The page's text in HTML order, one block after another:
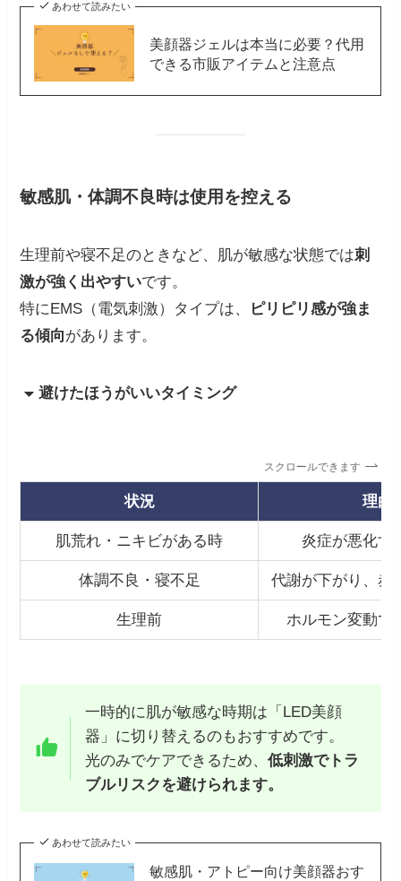
あわせて読みたい
美顔器ジェルは本当に必要？代用
できる市販アイテムと注意点
敏感肌・体調不良時は使用を控える
生理前や寝不足のときなど、肌が敏感な状態では刺
激が強く出やすいです。
特にEMS（電気刺激）タイプは、
ピリピリ感が強ま
る傾向があります。
避けたほうがいいタイミング
スクロールできます
状況 理由
肌荒れ・ニキビがある時 炎症が悪化す
体調不良・寝不足 代謝が下がり、赤
生理前 ホルモン変動で
一時的に肌が敏感な時期は「LED美顔
器」に切り替えるのもおすすめです。
光のみでケアできるため、 低刺激でトラ
ブルリスクを避けられます。
あわせて読みたい
敏感肌・アトピー向け美顔器おす